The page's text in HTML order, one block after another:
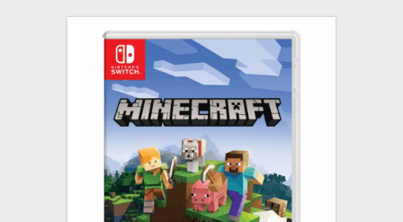
TRANSPORT
XZONE KLUB